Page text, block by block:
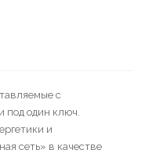
с
под один ключ.
и
сеть» в качестве